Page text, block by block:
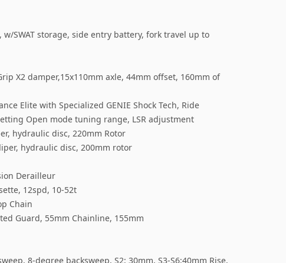
SWAT storage, side entry battery, fork travel up to
X2 damper,15x110mm axle, 44mm offset, 160mm of
Elite with Specialized GENIE Shock Tech, Ride
Open mode tuning range, LSR adjustment
hydraulic disc, 220mm Rotor
hydraulic disc, 200mm rotor
Derailleur
12spd, 10-52t
Chain
Guard, 55mm Chainline, 155mm
8-degree backsweep, S2: 30mm, S3-S6:40mm Rise,